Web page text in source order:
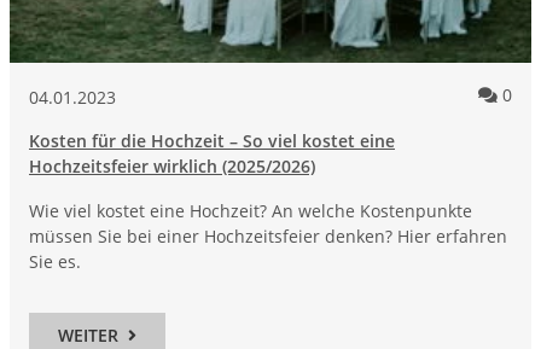
04.01.2023 0
Kosten für die Hochzeit – So viel kostet eine
Hochzeitsfeier wirklich (2025/2026)
Wie viel kostet eine Hochzeit? An welche Kostenpunkte
müssen Sie bei einer Hochzeitsfeier denken? Hier erfahren
Sie es.
WEITER